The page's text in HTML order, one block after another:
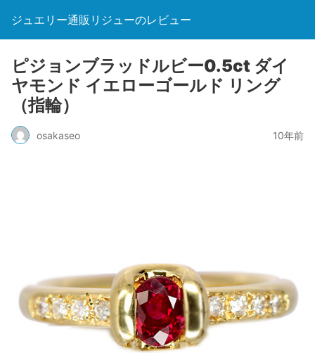
ジュエリー通販リジューのレビュー
ピジョンブラッドルビー0.5ct ダイ
ヤモンド イエローゴールド リング
（指輪）
osakaseo 10年前